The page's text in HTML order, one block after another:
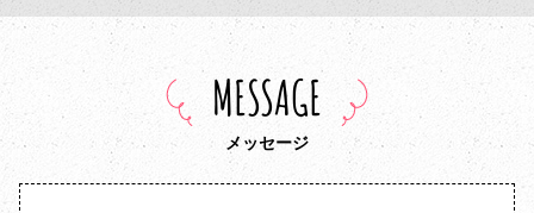
MESSAGE
メッセージ